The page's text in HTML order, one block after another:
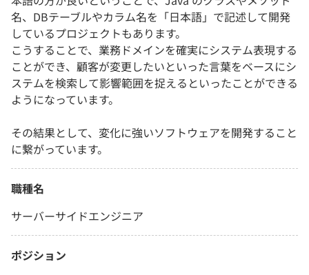
名、DBテーブルやカラム名を「日本語」で記述して開発
しているプロジェクトもあります。
こうすることで、業務ドメインを確実にシステム表現する
ことができ、顧客が変更したいといった言葉をベースにシ
ステムを検索して影響範囲を捉えるといったことができる
ようになっています。
その結果として、変化に強いソフトウェアを開発すること
に繋がっています。
職種名
サーバーサイドエンジニア
ポジション